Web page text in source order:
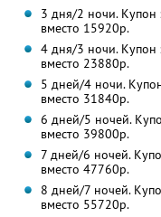
3 дня/2 ночи. Купон
вместо 15920р.
4 дня/3 ночи. Купон
вместо 23880р.
5 дней/4 ночи.
вместо 31840р.
6 дней/5 ночей.
вместо 39800р.
7 дней/6 ночей.
вместо 47760р.
8 дней/7 ночей.
вместо 55720р.